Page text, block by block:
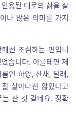
용된 대로의 삶을 살
나 많은 의미를 가지
선 조심하는 편입니
습니다. 이를테면 제
인 하양, 산새, 달래,
살아나진 않았다고
산 것 같네요. 정확